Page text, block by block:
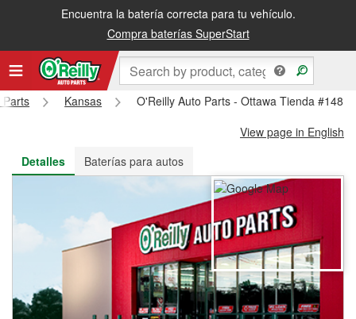
Encuentra la batería correcta para tu vehículo.
Compra baterías SuperStart
Recibe tu orden gratis al día siguiente o recógela en la tienda
Parts Kansas
O'Reilly Auto Parts - Ottawa Tienda #148
View page in English
Detalles
Baterías para autos